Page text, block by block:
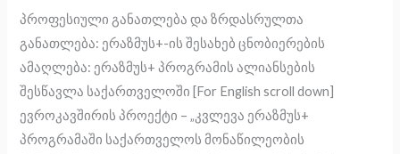
პროფესიული განათლება და ზრდასრულთა
განათლება: ერაზმუს+-ის შესახებ ცნობიერების
ამაღლება: ერაზმუს+ პროგრამის ალიანსების
შესწავლა საქართველოში [For English scroll down]
ევროკავშირის პროექტი – „კვლევა ერაზმუს+
პროგრამაში საქართველოს მონაწილეობის
Invitation
to
participate